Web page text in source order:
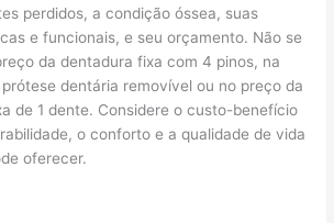
perdidos, a condição óssea, suas
e funcionais, e seu orçamento. Não se
da dentadura fixa com 4 pinos, na
dentária removível ou no preço da
de 1 dente. Considere o custo-benefício
o conforto e a qualidade de vida
oferecer.